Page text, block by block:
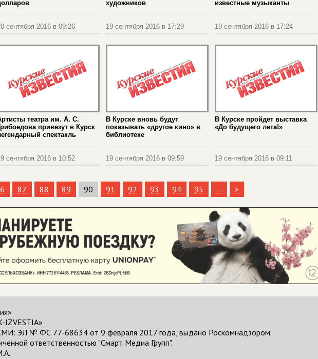
сентября 2016 в 09:26
художников
19 сентября 2016 в 17:29
известные музыканты
19 сентября 2016 в 17:24
театра им. А. С.
привезут в Курск
спектакль
сентября 2016 в 10:52
В Курске вновь будут
показывать «другое кино» в
библиотеке
19 сентября 2016 в 09:59
В Курске пройдет выставка
«До будущего лета!»
19 сентября 2016 в 09:11
87 88 89 90 91 92 93 94 95 ... >
IZVESTIA»
СМИ: ЭЛ № ФС 77-68634 от 9 февраля 2017 года, выдано Роскомнадзором.
ответственностью "Смарт Медиа Групп".